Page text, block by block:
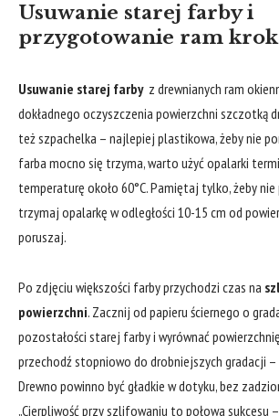
Usuwanie ⁤starej farby i
przygotowanie ram
Usuwanie starej farbyz drewnianych ram
dokładnego oczyszczenia powierzchni szczotką
też⁣ szpachelka – najlepiej plastikowa, żeby nie
farba mocno się ‌trzyma, warto użyć opalarki
temperaturę około ‍60°C. Pamiętaj tylko, żeby
trzymaj opalarkę w odległości ⁤10-15 cm od
poruszaj.
Po zdjęciu większości farby ⁣przychodzi czas na
powierzchni.⁣ Zacznij od papieru‍ ściernego o
pozostałości starej ‍farby i⁤ wyrównać
przechodź stopniowo ⁤do drobniejszych gradacji –
⁤Drewno ⁢powinno być gładkie w dotyku, bez
„Cierpliwość przy szlifowaniu to połowa⁢ sukcesu